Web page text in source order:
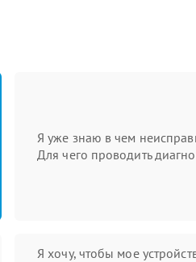
Я уже знаю в чем
Для чего проводить
Я хочу, чтобы мое